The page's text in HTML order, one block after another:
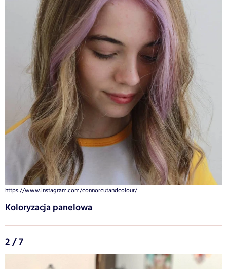
https://www.instagram.com/connorcutandcolour/
Koloryzacja panelowa
2 / 7